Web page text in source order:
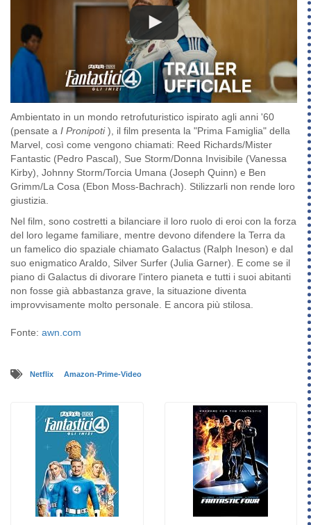
Ambientato in un mondo retrofuturistico ispirato agli anni '60
(pensate a I Pronipoti), il film presenta la "Prima Famiglia" della
Marvel, così come vengono chiamati: Reed Richards/Mister
Fantastic (Pedro Pascal), Sue Storm/Donna Invisibile (Vanessa
Kirby), Johnny Storm/Torcia Umana (Joseph Quinn) e Ben
Grimm/La Cosa (Ebon Moss-Bachrach). Stilizzarli non rende loro
giustizia.
Nel film, sono costretti a bilanciare il loro ruolo di eroi con la forza
del loro legame familiare, mentre devono difendere la Terra da
un famelico dio spaziale chiamato Galactus (Ralph Ineson) e dal
suo enigmatico Araldo, Silver Surfer (Julia Garner). E come se il
piano di Galactus di divorare l'intero pianeta e tutti i suoi abitanti
non fosse già abbastanza grave, la situazione diventa
improvvisamente molto personale. E ancora più stilosa.
Fonte: awn.com
Netflix Amazon-Prime-Video